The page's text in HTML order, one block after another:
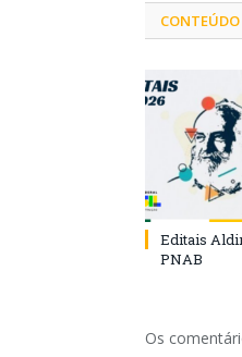
Editais
PNAB
Os